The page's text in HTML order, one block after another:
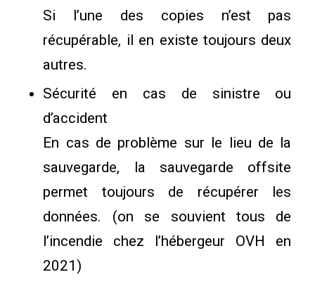
Si l’une des copies n’est pas
récupérable, il en existe toujours deux
autres.
Sécurité en cas de sinistre ou
d’accident
En cas de problème sur le lieu de la
sauvegarde, la sauvegarde offsite
permet toujours de récupérer les
données. (on se souvient tous de
l’incendie chez l’hébergeur OVH en
2021)